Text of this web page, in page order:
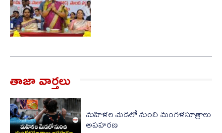
తాజా వార్త‌లు
మహిళల మెడలో‌ నుంచి మంగళసూత్రాలు
అపహరణ